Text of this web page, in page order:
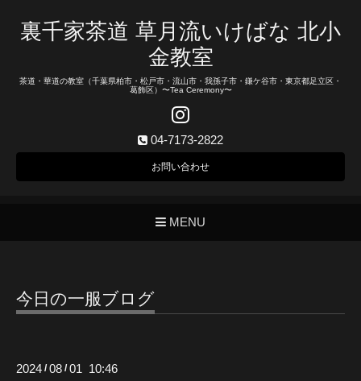
裏千家茶道 草月流いけばな 北小
金教室
茶道・華道の教室（千葉県柏市・松戸市・流山市・我孫子市・鎌ケ谷市・東京都足立区・
葛飾区）〜Tea Ceremony〜
04-7173-2822
お問い合わせ
MENU
今日の一服ブログ
2024 /08 /01 10:46